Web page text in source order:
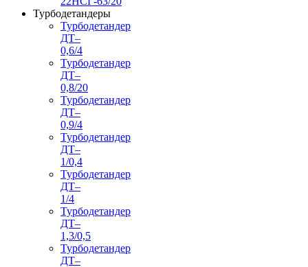
Турбодетандеры
Турбодетандер
ДТ–
0,6/4
Турбодетандер
ДТ–
0,8/20
Турбодетандер
ДТ–
0,9/4
Турбодетандер
ДТ–
1/0,4
Турбодетандер
ДТ–
1/4
Турбодетандер
ДТ–
1,3/0,5
Турбодетандер
ДТ–